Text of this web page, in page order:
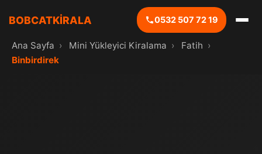
BOBCATKİRALA 0532 507 72 19
Ana Sayfa › Mini Yükleyici Kiralama › Fatih ›
Binbirdirek